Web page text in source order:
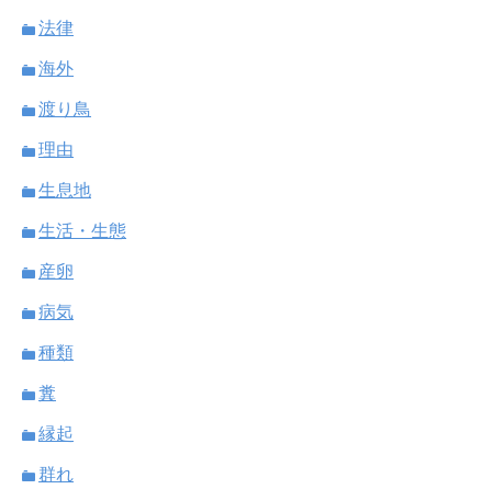
法律
海外
渡り鳥
理由
生息地
生活・生態
産卵
病気
種類
糞
縁起
群れ